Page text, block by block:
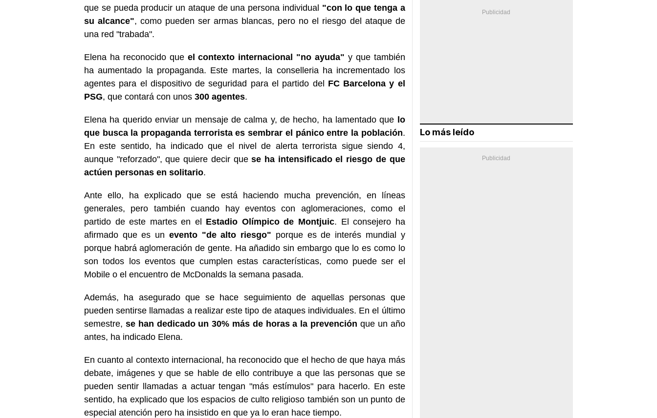
que se pueda producir un ataque de una persona individual "con lo que tenga a
su alcance", como pueden ser armas blancas, pero no el riesgo del ataque de
una red "trabada".
Elena ha reconocido que el contexto internacional "no ayuda" y que también
ha aumentado la propaganda. Este martes, la conselleria ha incrementado los
agentes para el dispositivo de seguridad para el partido del FC Barcelona y el
PSG, que contará con unos 300 agentes.
Elena ha querido enviar un mensaje de calma y, de hecho, ha lamentado que lo
que busca la propaganda terrorista es sembrar el pánico entre la población.
En este sentido, ha indicado que el nivel de alerta terrorista sigue siendo 4,
aunque "reforzado", que quiere decir quese ha intensificado el riesgo de que
actúen personas en solitario.
Ante ello, ha explicado que se está haciendo mucha prevención, en líneas
generales, pero también cuando hay eventos con aglomeraciones, como el
partido de este martes en el Estadio Olímpico de Montjuic. El consejero ha
afirmado que es un evento "de alto riesgo" porque es de interés mundial y
porque habrá aglomeración de gente. Ha añadido sin embargo que lo es como lo
son todos los eventos que cumplen estas características, como puede ser el
Mobile o el encuentro de McDonalds la semana pasada.
Además, ha asegurado que se hace seguimiento de aquellas personas que
pueden sentirse llamadas a realizar este tipo de ataques individuales. En el último
semestre, se han dedicado un 30% más de horas a la prevención que un año
antes, ha indicado Elena.
En cuanto al contexto internacional, ha reconocido que el hecho de que haya más
debate, imágenes y que se hable de ello contribuye a que las personas que se
pueden sentir llamadas a actuar tengan "más estímulos" para hacerlo. En este
sentido, ha explicado que los espacios de culto religioso también son un punto de
especial atención pero ha insistido en que ya lo eran hace tiempo.
Lo más leído